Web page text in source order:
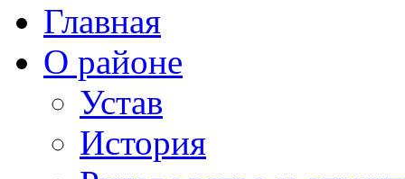
Главная
О районе
Устав
История